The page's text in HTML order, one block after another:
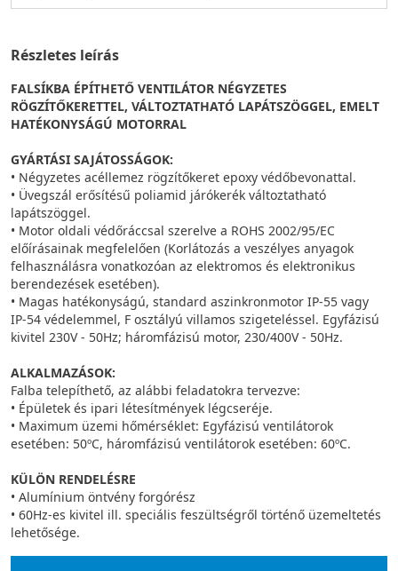
Részletes leírás
FALSÍKBA ÉPÍTHETŐ VENTILÁTOR NÉGYZETES
RÖGZÍTŐKERETTEL, VÁLTOZTATHATÓ LAPÁTSZÖGGEL, EMELT
HATÉKONYSÁGÚ MOTORRAL
GYÁRTÁSI SAJÁTOSSÁGOK:
• Négyzetes acéllemez rögzítőkeret epoxy védőbevonattal.
• Üvegszál erősítésű poliamid járókerék változtatható
lapátszöggel.
• Motor oldali védőráccsal szerelve a ROHS 2002/95/EC
előírásainak megfelelően (Korlátozás a veszélyes anyagok
felhasználásra vonatkozóan az elektromos és elektronikus
berendezések esetében).
• Magas hatékonyságú, standard aszinkronmotor IP-55 vagy
IP-54 védelemmel, F osztályú villamos szigeteléssel. Egyfázisú
kivitel 230V - 50Hz; háromfázisú motor, 230/400V - 50Hz.
ALKALMAZÁSOK:
Falba telepíthető, az alábbi feladatokra tervezve:
• Épületek és ipari létesítmények légcseréje.
• Maximum üzemi hőmérséklet: Egyfázisú ventilátorok
esetében: 50ºC, háromfázisú ventilátorok esetében: 60ºC.
KÜLÖN RENDELÉSRE
• Alumínium öntvény forgórész
• 60Hz-es kivitel ill. speciális feszültségről történő üzemeltetés
lehetősége.